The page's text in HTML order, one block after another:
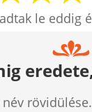
le eddig